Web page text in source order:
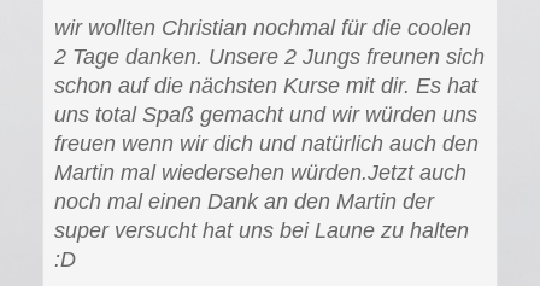
wir wollten Christian nochmal für die coolen
2 Tage danken. Unsere 2 Jungs freunen sich
schon auf die nächsten Kurse mit dir. Es hat
uns total Spaß gemacht und wir würden uns
freuen wenn wir dich und natürlich auch den
Martin mal wiedersehen würden.Jetzt auch
noch mal einen Dank an den Martin der
super versucht hat uns bei Laune zu halten
:D